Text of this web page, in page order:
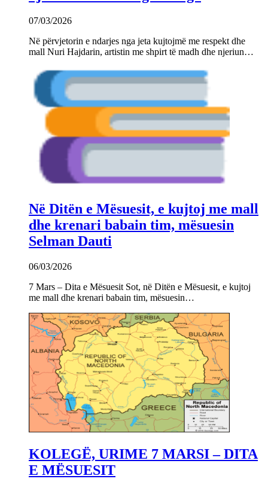
07/03/2026
Në përvjetorin e ndarjes nga jeta kujtojmë me respekt dhe
mall Nuri Hajdarin, artistin me shpirt të madh dhe njeriun…
Në Ditën e Mësuesit, e kujtoj me mall
dhe krenari babain tim, mësuesin
Selman Dauti
06/03/2026
7 Mars – Dita e Mësuesit Sot, në Ditën e Mësuesit, e kujtoj
me mall dhe krenari babain tim, mësuesin…
KOLEGË, URIME 7 MARSI – DITA
E MËSUESIT